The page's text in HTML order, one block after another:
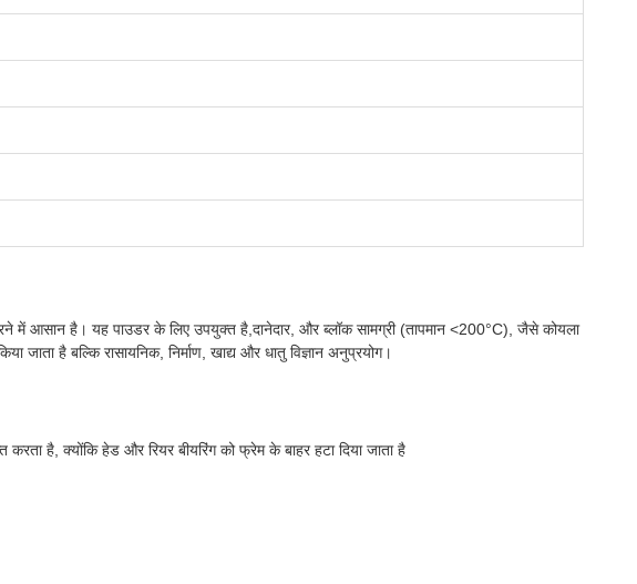
आसान है। यह पाउडर के लिए उपयुक्त है,दानेदार, और ब्लॉक सामग्री (तापमान <200°C), जैसे कोयला
है बल्कि रासायनिक, निर्माण, खाद्य और धातु विज्ञान अनुप्रयोग।
है, क्योंकि हेड और रियर बीयरिंग को फ्रेम के बाहर हटा दिया जाता है